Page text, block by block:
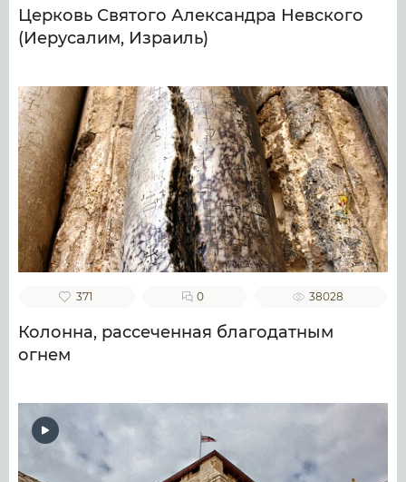
Церковь Святого Александра Невского
(Иерусалим, Израиль)
371 0 38028
Колонна, рассеченная благодатным
огнем